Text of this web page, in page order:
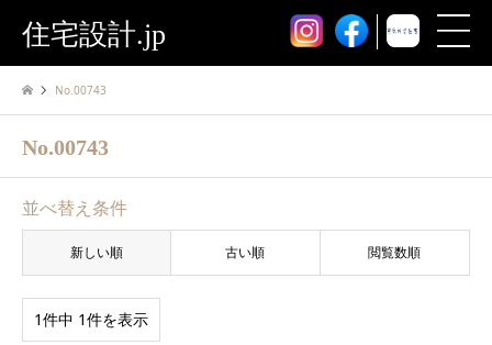
住宅設計.jp
No.00743
No.00743
並べ替え条件
新しい順 古い順 閲覧数順
1件中 1件を表示